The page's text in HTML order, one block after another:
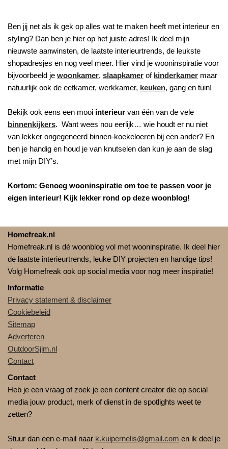
Ben jij net als ik gek op alles wat te maken heeft met interieur en
styling? Dan ben je hier op het juiste adres! Ik deel mijn
nieuwste aanwinsten, de laatste interieurtrends, de leukste
shopadresjes en nog veel meer. Hier vind je wooninspiratie voor
bijvoorbeeld je woonkamer, slaapkamer of kinderkamer maar
natuurlijk ook de eetkamer, werkkamer, keuken, gang en tuin!
Bekijk ook eens een mooi interieur van één van de vele
binnenkijkers. Want wees nou eerlijk… wie houdt er nu niet
van lekker ongegeneerd binnen-koekeloeren bij een ander? En
ben je handig en houd je van knutselen dan kun je aan de slag
met mijn DIY’s.
Kortom: Genoeg wooninspiratie om toe te passen voor je
eigen interieur! Kijk lekker rond op deze woonblog!
Homefreak.nl
Homefreak.nl is dé woonblog vol met wooninspiratie. Ik deel hier
de laatste interieurtrends, leuke DIY projecten en handige tips!
Volg Homefreak ook op social media voor nog meer inspiratie!
Informatie
Privacy statement & disclaimer
Cookiebeleid
Sitemap
Adverteren
OutdoorSjim.nl
Contact
Contact
Heb je een vraag of zoek je een content creator die op social
media jouw product, merk of dienst in de spotlights weet te
zetten?
Stuur dan een e-mail naar k.kuipernelis@gmail.com en ik deel je